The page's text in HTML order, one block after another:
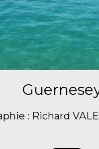
: Richard